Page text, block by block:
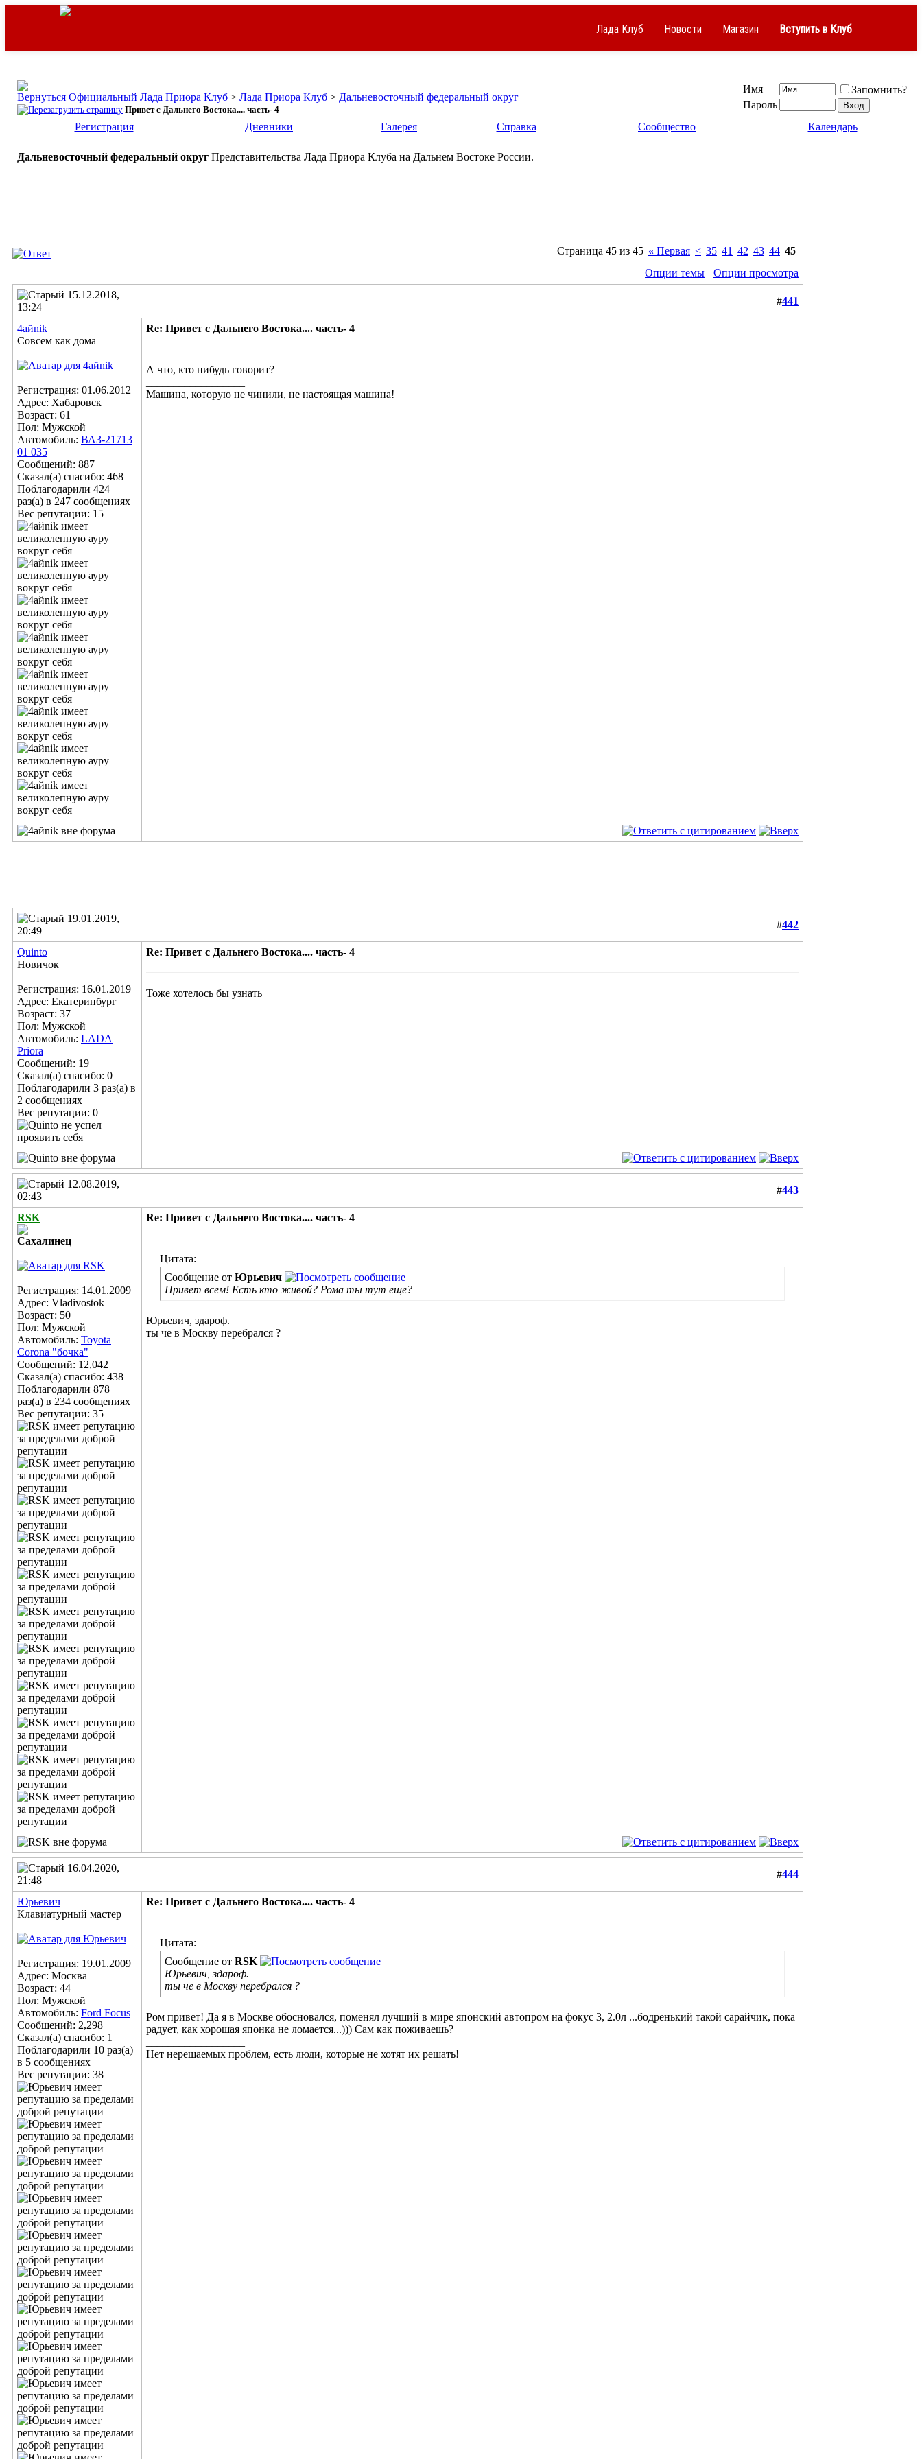
Лада Клуб Новости Магазин Вступить в Клуб
Официальный Лада Приора Клуб > Лада Приора Клуб > Дальневосточный федеральный округ
Привет с Дальнего Востока.... часть- 4
Имя
Запомнить?
Пароль
Регистрация
Дневники Галерея Справка Сообщество Календарь
Дальневосточный федеральный округ Представительства Лада Приора Клуба на Дальнем Востоке России.
Страница 45 из 45 « Первая < 35 41 42 43 44 45
Опции темы
Опции просмотра
15.12.2018,
13:24
#441
4aйnik
Совсем как дома
Регистрация: 01.06.2012
Адрес: Хабаровск
Возраст: 61
Пол: Мужской
Автомобиль: ВАЗ-21713
01 035
Сообщений: 887
Сказал(а) спасибо: 468
Поблагодарили 424
раз(а) в 247 сообщениях
Вес репутации: 15
Re: Привет с Дальнего Востока.... часть- 4
А что, кто нибудь говорит?
Машина, которую не чинили, не настоящая машина!
19.01.2019,
20:49
#442
Quinto
Новичок
Регистрация: 16.01.2019
Адрес: Екатеринбург
Возраст: 37
Пол: Мужской
Автомобиль: LADA
Priora
Сообщений: 19
Сказал(а) спасибо: 0
Поблагодарили 3 раз(а) в
2 сообщениях
Вес репутации: 0
Re: Привет с Дальнего Востока.... часть- 4
Тоже хотелось бы узнать
12.08.2019,
02:43
#443
RSK
Сахалинец
Регистрация: 14.01.2009
Адрес: Vladivostok
Возраст: 50
Пол: Мужской
Автомобиль: Toyota
Corona "бочка"
Сообщений: 12,042
Сказал(а) спасибо: 438
Поблагодарили 878
раз(а) в 234 сообщениях
Вес репутации: 35
Re: Привет с Дальнего Востока.... часть- 4
Цитата:
Сообщение от Юрьeвич
Привет всем! Есть кто живой? Рома ты тут еще?
Юрьевич, здароф.
ты че в Москву перебрался ?
16.04.2020,
21:48
#444
Юрьeвич
Клавиатурный мастер
Регистрация: 19.01.2009
Адрес: Москва
Возраст: 44
Пол: Мужской
Автомобиль: Ford Focus
Сообщений: 2,298
Сказал(а) спасибо: 1
Поблагодарили 10 раз(а)
в 5 сообщениях
Вес репутации: 38
Re: Привет с Дальнего Востока.... часть- 4
Цитата:
Сообщение от RSK
Юрьевич, здароф.
ты че в Москву перебрался ?
Ром привет! Да я в Москве обосновался, поменял лучший в мире японский автопром на фокус 3, 2.0л ...бодренький такой сарайчик, пока
радует, как хорошая японка не ломается...))) Сам как поживаешь?
Нет нерешаемых проблем, есть люди, которые не хотят их решать!